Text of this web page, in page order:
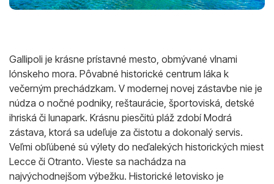
Gallipoli je krásne prístavné mesto, obmývané vlnami
Iónskeho mora. Pôvabné historické centrum láka k
večerným prechádzkam. V modernej novej zástavbe nie je
núdza o nočné podniky, reštaurácie, športoviská, detské
ihriská či lunapark. Krásnu piesčitú pláž zdobí Modrá
zástava, ktorá sa udeľuje za čistotu a dokonalý servis.
Veľmi obľúbené sú výlety do neďalekých historických miest
Lecce či Otranto. Vieste sa nachádza na
najvýchodnejšom výbežku. Historické letovisko je